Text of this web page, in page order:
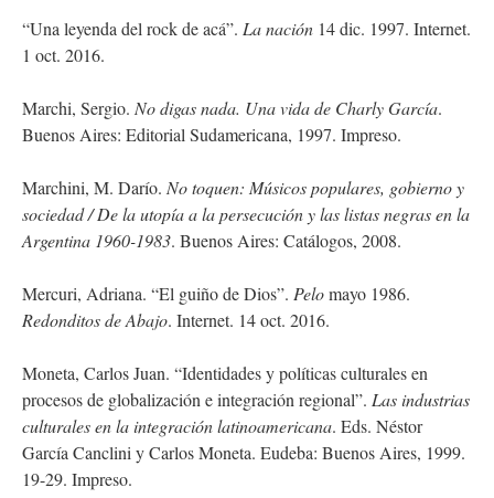
“Una leyenda del rock de acá”. La nación 14 dic. 1997. Internet.
1 oct. 2016.
Marchi, Sergio. No digas nada. Una vida de Charly García.
Buenos Aires: Editorial Sudamericana, 1997. Impreso.
Marchini, M. Darío. No toquen: Músicos populares, gobierno y
sociedad / De la utopía a la persecución y las listas negras en la
Argentina 1960-1983. Buenos Aires: Catálogos, 2008.
Mercuri, Adriana. “El guiño de Dios”. Pelomayo 1986.
Redonditos de Abajo. Internet. 14 oct. 2016.
Moneta, Carlos Juan. “Identidades y políticas culturales en
procesos de globalización e integración regional”. Las industrias
culturales en la integración latinoamericana. Eds. Néstor
García Canclini y Carlos Moneta. Eudeba: Buenos Aires, 1999.
19-29. Impreso.